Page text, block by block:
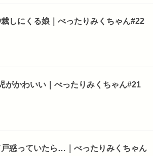
しにくる娘｜べったりみくちゃん#22
がかわいい｜べったりみくちゃん#21
戸惑っていたら…｜べったりみくちゃん